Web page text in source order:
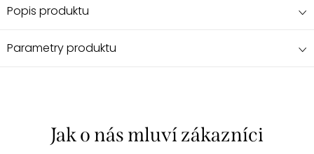
Popis produktu
Parametry produktu